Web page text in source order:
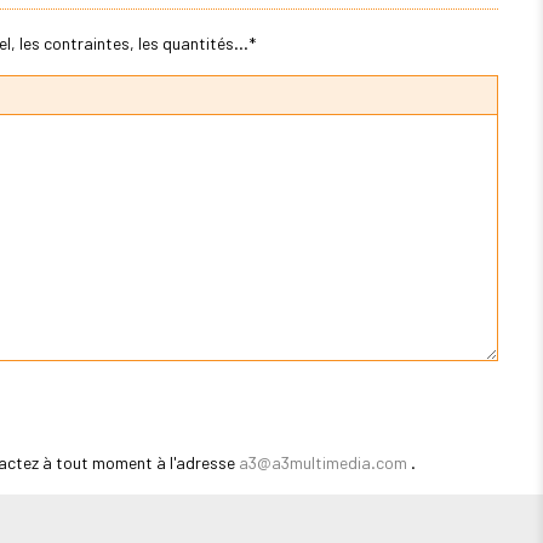
les contraintes, les quantités...*
à tout moment à l'adresse a3@a3multimedia.com .